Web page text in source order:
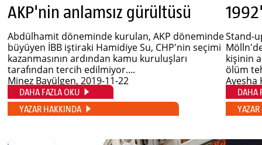
AKP'nin anlamsız gürültüsü
Abdülhamit döneminde kurulan, AKP döneminde
büyüyen İBB iştiraki Hamidiye Su, CHP'nin seçimi
kazanmasının ardından kamu kuruluşları
tarafından tercih edilmiyor....
Minez Bayülgen, 2019-11-22
DAHA FAZLA OKU
YAZAR HAKKINDA
Stand-
kişinin
ölüm
Ayesha
DAHA